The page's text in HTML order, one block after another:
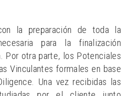
la preparación de toda la
para la finalización
Por otra parte, los Potenciales
Vinculantes formales en base
Una vez recibidas las